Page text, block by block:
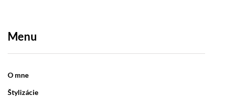
Menu
O mne
Štylizácie